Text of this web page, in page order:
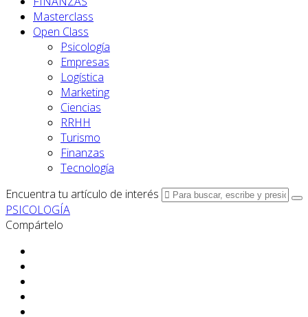
Masterclass
Open Class
Psicología
Empresas
Logística
Marketing
Ciencias
RRHH
Turismo
Finanzas
Tecnología
Encuentra tu artículo de interés
PSICOLOGÍA
Compártelo